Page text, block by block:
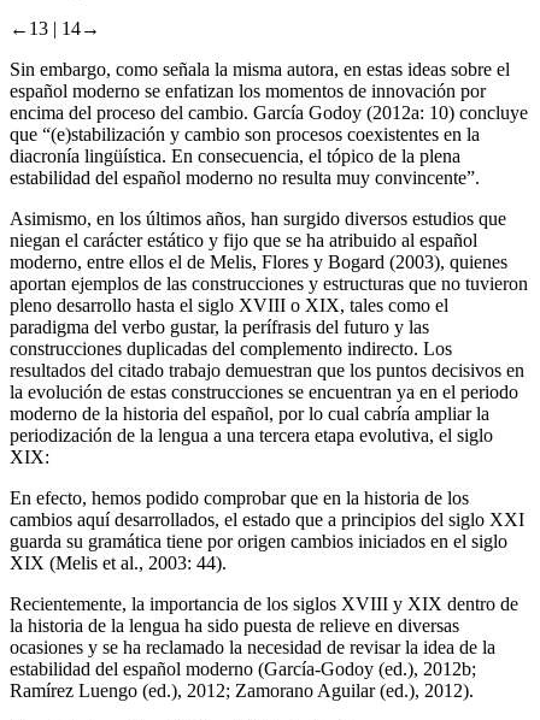
←13 | 14→
Sin embargo, como señala la misma autora, en estas ideas sobre el
español moderno se enfatizan los momentos de innovación por
encima del proceso del cambio. García Godoy (2012a: 10) concluye
que “(e)stabilización y cambio son procesos coexistentes en la
diacronía lingüística. En consecuencia, el tópico de la plena
estabilidad del español moderno no resulta muy convincente”.
Asimismo, en los últimos años, han surgido diversos estudios que
niegan el carácter estático y fijo que se ha atribuido al español
moderno, entre ellos el de Melis, Flores y Bogard (2003), quienes
aportan ejemplos de las construcciones y estructuras que no tuvieron
pleno desarrollo hasta el siglo XVIII o XIX, tales como el
paradigma del verbo gustar, la perífrasis del futuro y las
construcciones duplicadas del complemento indirecto. Los
resultados del citado trabajo demuestran que los puntos decisivos en
la evolución de estas construcciones se encuentran ya en el periodo
moderno de la historia del español, por lo cual cabría ampliar la
periodización de la lengua a una tercera etapa evolutiva, el siglo
XIX:
En efecto, hemos podido comprobar que en la historia de los
cambios aquí desarrollados, el estado que a principios del siglo XXI
guarda su gramática tiene por origen cambios iniciados en el siglo
XIX (Melis et al., 2003: 44).
Recientemente, la importancia de los siglos XVIII y XIX dentro de
la historia de la lengua ha sido puesta de relieve en diversas
ocasiones y se ha reclamado la necesidad de revisar la idea de la
estabilidad del español moderno (García-Godoy (ed.), 2012b;
Ramírez Luengo (ed.), 2012; Zamorano Aguilar (ed.), 2012).